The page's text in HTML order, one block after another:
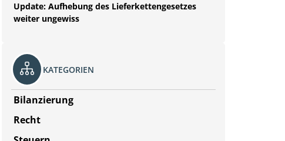
Update: Aufhebung des Lieferkettengesetzes
weiter ungewiss
KATEGORIEN
Bilanzierung
Recht